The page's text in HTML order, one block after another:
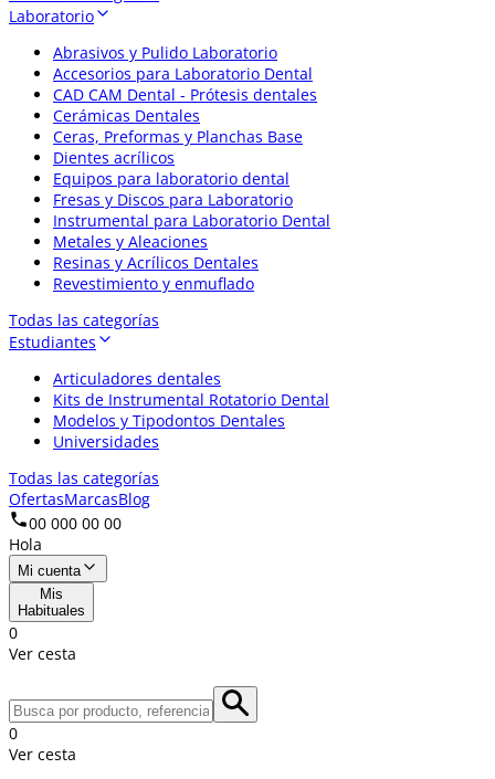
Laboratorio
Abrasivos y Pulido Laboratorio
Accesorios para Laboratorio Dental
CAD CAM Dental - Prótesis dentales
Cerámicas Dentales
Ceras, Preformas y Planchas Base
Dientes acrílicos
Equipos para laboratorio dental
Fresas y Discos para Laboratorio
Instrumental para Laboratorio Dental
Metales y Aleaciones
Resinas y Acrílicos Dentales
Revestimiento y enmuflado
Todas las categorías
Estudiantes
Articuladores dentales
Kits de Instrumental Rotatorio Dental
Modelos y Tipodontos Dentales
Universidades
Todas las categorías
OfertasMarcasBlog
00 000 00 00
Hola
Mi cuenta
Mis
Habituales
0
Ver cesta
0
Ver cesta